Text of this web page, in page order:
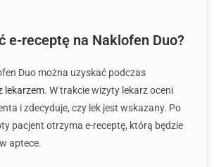
e-receptę na Naklofen Duo?
Duo można uzyskać podczas
lekarzem. W trakcie wizyty lekarz oceni
i zdecyduje, czy lek jest wskazany. Po
pacjent otrzyma e-receptę, którą będzie
aptece.